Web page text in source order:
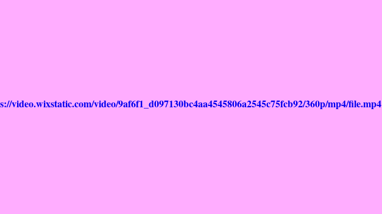
video.wixstatic.com/video/9af6f1_d097130bc4aa4545806a2545c75fcb92/360p/mp4/file.mp4